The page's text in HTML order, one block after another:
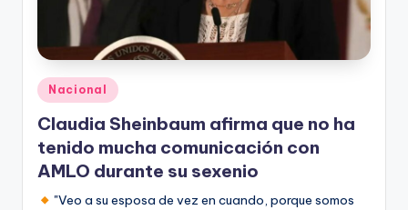
Publicado
en
Nacional
Claudia Sheinbaum afirma que no ha
tenido mucha comunicación con
AMLO durante su sexenio
"Veo a su esposa de vez en cuando, porque somos